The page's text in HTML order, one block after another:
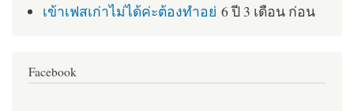
เข้าเฟสเก่าไม่ได้ค่ะต้องทำอย่ 6 ปี 3 เดือน ก่อน
Facebook